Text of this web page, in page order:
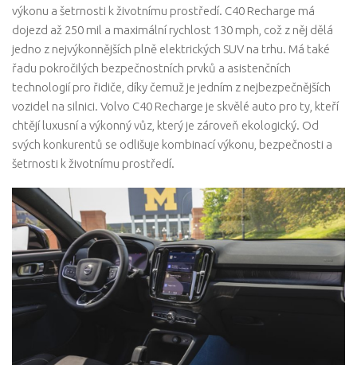
výkonu a šetrnosti k životnímu prostředí. C40 Recharge má
dojezd až 250 mil a maximální rychlost 130 mph, což z něj dělá
jedno z nejvýkonnějších plně elektrických SUV na trhu. Má také
řadu pokročilých bezpečnostních prvků a asistenčních
technologií pro řidiče, díky čemuž je jedním z nejbezpečnějších
vozidel na silnici. Volvo C40 Recharge je skvělé auto pro ty, kteří
chtějí luxusní a výkonný vůz, který je zároveň ekologický. Od
svých konkurentů se odlišuje kombinací výkonu, bezpečnosti a
šetrnosti k životnímu prostředí.